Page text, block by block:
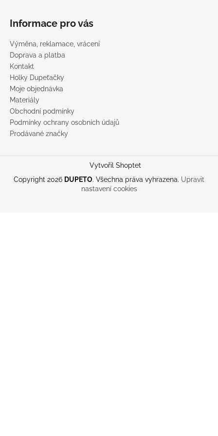
Informace pro vás
Výměna, reklamace, vrácení
Doprava a platba
Kontakt
Holky Dupeťačky
Moje objednávka
Materiály
Obchodní podmínky
Podmínky ochrany osobních údajů
Prodávané značky
Vytvořil Shoptet
Copyright 2026 DUPETO. Všechna práva vyhrazena. Upravit
nastavení cookies